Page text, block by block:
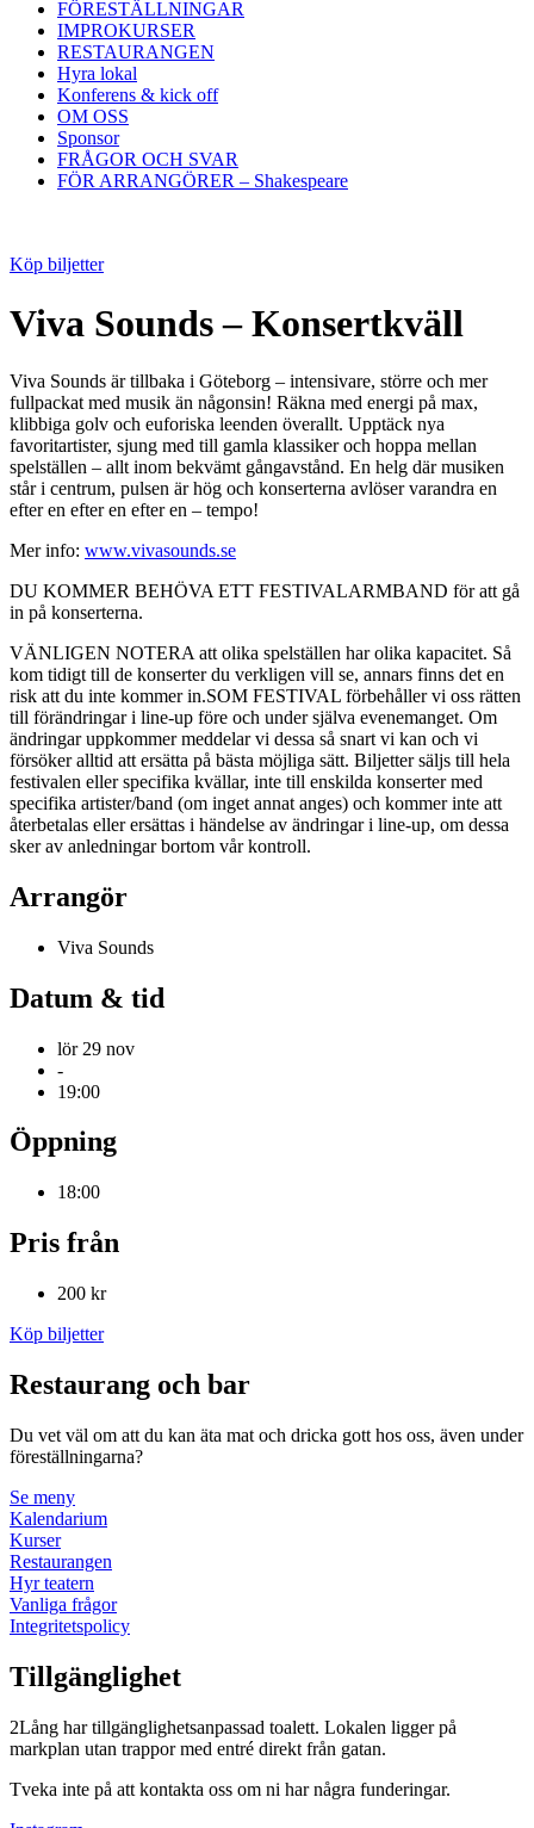
FÖRESTÄLLNINGAR
IMPROKURSER
RESTAURANGEN
Hyra lokal
Konferens & kick off
OM OSS
Sponsor
FRÅGOR OCH SVAR
FÖR ARRANGÖRER – Shakespeare
Köp biljetter
Viva Sounds – Konsertkväll
Viva Sounds är tillbaka i Göteborg – intensivare, större och mer
fullpackat med musik än någonsin! Räkna med energi på max,
klibbiga golv och euforiska leenden överallt. Upptäck nya
favoritartister, sjung med till gamla klassiker och hoppa mellan
spelställen – allt inom bekvämt gångavstånd. En helg där musiken
står i centrum, pulsen är hög och konserterna avlöser varandra en
efter en efter en efter en – tempo!
Mer info: www.vivasounds.se
DU KOMMER BEHÖVA ETT FESTIVALARMBAND för att gå
in på konserterna.
VÄNLIGEN NOTERA att olika spelställen har olika kapacitet. Så
kom tidigt till de konserter du verkligen vill se, annars finns det en
risk att du inte kommer in.SOM FESTIVAL förbehåller vi oss rätten
till förändringar i line-up före och under själva evenemanget. Om
ändringar uppkommer meddelar vi dessa så snart vi kan och vi
försöker alltid att ersätta på bästa möjliga sätt. Biljetter säljs till hela
festivalen eller specifika kvällar, inte till enskilda konserter med
specifika artister/band (om inget annat anges) och kommer inte att
återbetalas eller ersättas i händelse av ändringar i line-up, om dessa
sker av anledningar bortom vår kontroll.
Arrangör
Viva Sounds
Datum & tid
lör 29 nov
-
19:00
Öppning
18:00
Pris från
200 kr
Köp biljetter
Restaurang och bar
Du vet väl om att du kan äta mat och dricka gott hos oss, även under
föreställningarna?
Se meny
Kalendarium
Kurser
Restaurangen
Hyr teatern
Vanliga frågor
Integritetspolicy
Tillgänglighet
2Lång har tillgänglighetsanpassad toalett. Lokalen ligger på
markplan utan trappor med entré direkt från gatan.
Tveka inte på att kontakta oss om ni har några funderingar.